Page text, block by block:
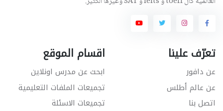
تعرّف علينا
عن دافور
عن عالم أطلس
اتصل بنا
اقسام الموقع
ابحث عن مدرس اونلاين
تجميعات الملفات التعليمية
تجميعات الاسئلة